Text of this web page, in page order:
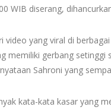
WIB diserang,
video yang viral di
memiliki gerbang setinggi
Sahroni yang
kata-kata kasar yang